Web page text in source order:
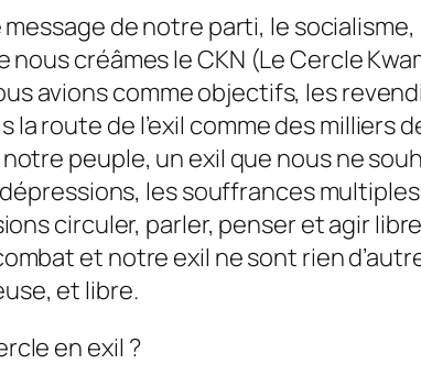
de notre parti, le
créâmes le CKN (Le Cercle
avions comme objectifs, les
route de l’exil comme des milliers
peuple, un exil que nous ne
les souffrances
circuler, parler, penser et agir
et notre exil ne sont rien
et libre.
en exil ?